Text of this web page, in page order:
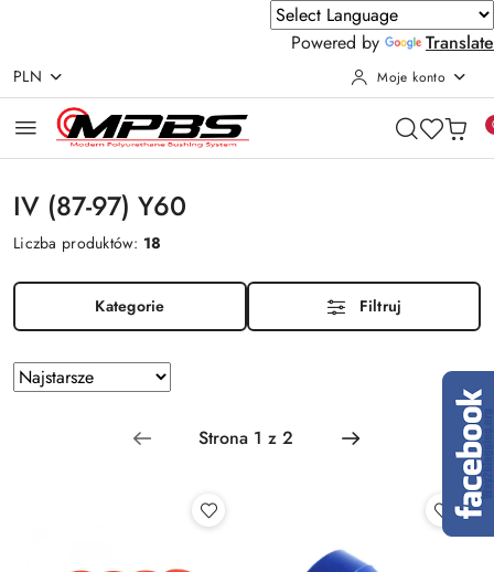
Powered by
Translate
Przejdź do treści głównej
Przejdź do wyszukiwarki
Przejdź do moje konto
Przejdź do menu głównego
Przejdź do stopki
PLN Moje konto
IV (87-97) Y60
Liczba produktów: 18
Kategorie Filtruj
Zastosowano
sortowanie:
Sortuj
według